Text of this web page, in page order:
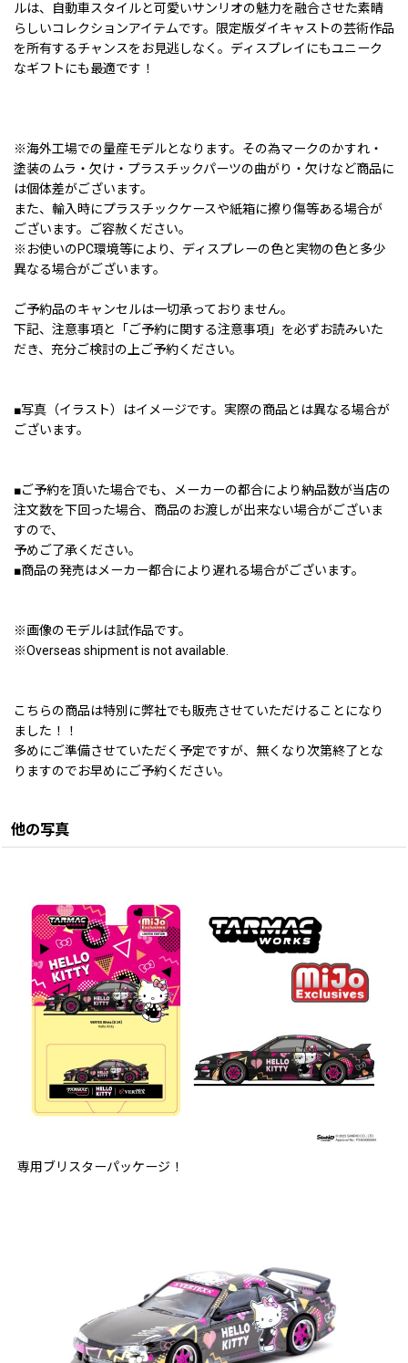
ルは、自動車スタイルと可愛いサンリオの魅力を融合させた素晴
らしいコレクションアイテムです。限定版ダイキャストの芸術作品
を所有するチャンスをお見逃しなく。ディスプレイにもユニーク
なギフトにも最適です！
※海外工場での量産モデルとなります。その為マークのかすれ・
塗装のムラ・欠け・プラスチックパーツの曲がり・欠けなど商品に
は個体差がございます。
また、輸入時にプラスチックケースや紙箱に擦り傷等ある場合が
ございます。ご容赦ください。
※お使いのPC環境等により、ディスプレーの色と実物の色と多少
異なる場合がございます。
ご予約品のキャンセルは一切承っておりません。
下記、注意事項と「ご予約に関する注意事項」を必ずお読みいた
だき、充分ご検討の上ご予約ください。
■写真（イラスト）はイメージです。実際の商品とは異なる場合が
ございます。
■ご予約を頂いた場合でも、メーカーの都合により納品数が当店の
注文数を下回った場合、商品のお渡しが出来ない場合がございま
すので、
予めご了承ください。
■商品の発売はメーカー都合により遅れる場合がございます。
※画像のモデルは試作品です。
※Overseas shipment is not available.
こちらの商品は特別に弊社でも販売させていただけることになり
ました！！
多めにご準備させていただく予定ですが、無くなり次第終了とな
りますのでお早めにご予約ください。
他の写真
専用ブリスターパッケージ！